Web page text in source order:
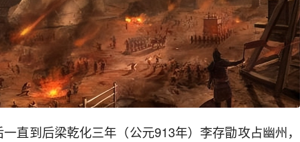
直到后梁乾化三年（公元913年）李存勖攻占幽州，